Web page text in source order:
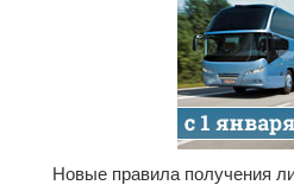
Новые правила получения